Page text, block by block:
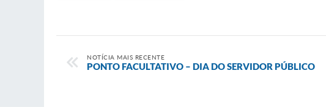
NOTÍCIA MAIS RECENTE
PONTO FACULTATIVO – DIA DO SERVIDOR PÚBLICO